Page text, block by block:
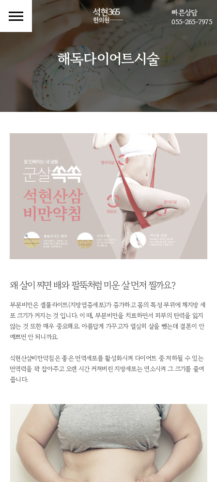
빠른상담
055-265-7975
해독다이어트시술
왜 살이 찌면 배와 팔뚝처럼 미운 살 먼저 찔까요?
부분비만은 셀룰라이트(지방염증세포)가 증가하고 몸의 특정 부위에 체지방 세
포 크기가 커지는 것 입니다. 이 때, 부분비만을 치료하면서 피부의 탄력을 잃지
않는 것 또한 매우 중요해요. 아름답게 가꾸고자 열심히 살을 뺐는데 결론이 안
예쁘면 안 되니까요.
석현산삼비만약침은 좋은 면역세포를 활성화시켜 다이어트 중 저하될 수 있는
면역력을 꽉 잡아주고 오랜 시간 커져버린 지방세포는 연소시켜 그 크기를 줄여
줍니다.